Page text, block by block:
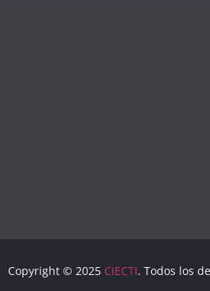
Copyright © 2025 CIECTI. Todos los